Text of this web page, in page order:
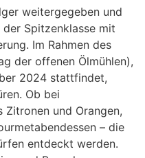
weitergegeben und
Spitzenklasse mit
Im Rahmen des
der offenen Ölmühlen),
2024 stattfindet,
Ob bei
und Orangen,
– die
entdeckt werden.